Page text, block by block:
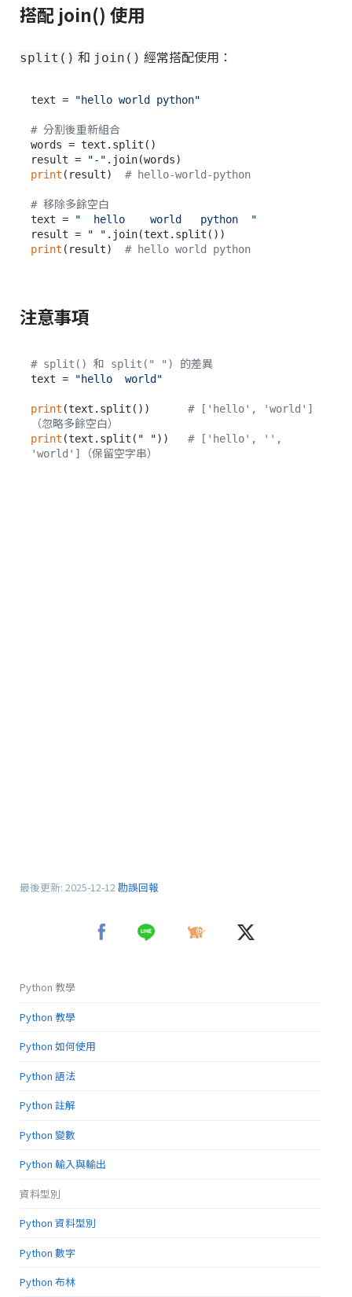
搭配 join() 使用
split() 和 join() 經常搭配使用：
text = "hello world python"
# 分割後重新組合
words = text.split()
result =
"-"
print (result) # hello-world-python
# 移除多餘空白
text =
"  hello    world   python  "
result =
" "
print (result) # hello world python
注意事項
# split() 和 split(" ") 的差異
text =
"hello  world"
print (text.split()) # ['hello', 'world']
（忽略多餘空白）
print (text.split( " ")) # ['hello', '',
'world']（保留空字串）
最後更新: 2025-12-12勘誤回報
Python 教學
Python 教學
Python 如何使用
Python 語法
Python 註解
Python 變數
Python 輸入與輸出
資料型別
Python 資料型別
Python 數字
Python 布林